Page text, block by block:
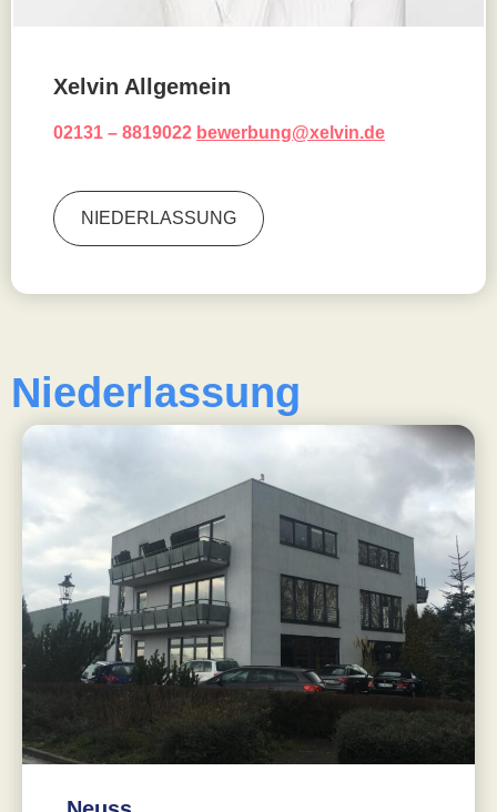
Xelvin Allgemein
02131 – 8819022 bewerbung@xelvin.de
NIEDERLASSUNG
Niederlassung